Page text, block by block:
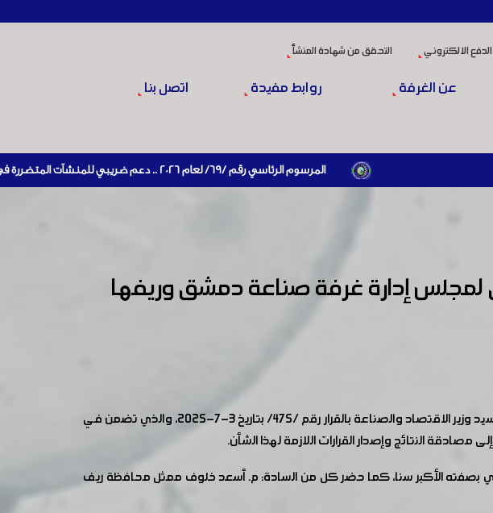
الدفع الالكتروني التحقق من شهادة المنشأ
عن الغرفة روابط مفيدة اتصل بنا
المرسوم الرئاسي رقم /69/ لعام 2026 .. دعم ضريبي للمنشآت المتضررة في إطار مسار التعافي الاقتصادي وإعادة تنشيط الإنتاج
إدارة غرفة صناعة دمشق وريفها
عقد في مقر غرفة صناعة دمشق وريفها الجلسة الأولى لمجلس إدارة الغرفة الذي تم تعيينه من قبل السيد وزير الاقتصاد والصناعة بالقرار رقم /475/ بتاريخ 3-7-2025، والذي تضمن في
بصفته الأكبر سنا، كما حضر كل من السادة: م. أسعد خلوف ممثل محافظة ريف